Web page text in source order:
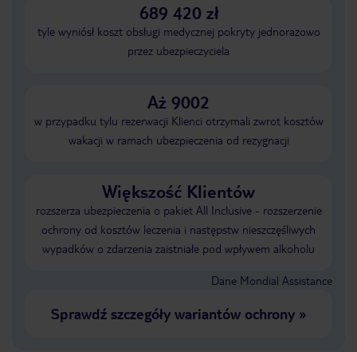
689 420 zł
tyle wyniósł koszt obsługi medycznej pokryty jednorazowo
przez ubezpieczyciela
Aż 9002
w przypadku tylu rezerwacji Klienci otrzymali zwrot kosztów
wakacji w ramach ubezpieczenia od rezygnacji
Większość Klientów
rozszerza ubezpieczenia o pakiet All Inclusive - rozszerzenie
ochrony od kosztów leczenia i następstw nieszczęśliwych
wypadków o zdarzenia zaistniałe pod wpływem alkoholu
Dane Mondial Assistance
Sprawdź szczegóły wariantów ochrony»